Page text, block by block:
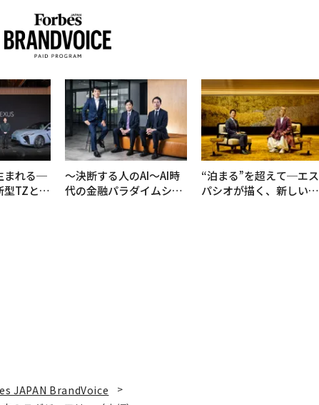
まれる─
TZとE
〜決断する人のAI〜AI時
代の金融パラダイムシフ
“泊まる”を超えて─エス
パシオが描く、新しい日
JAPAN BrandVoice